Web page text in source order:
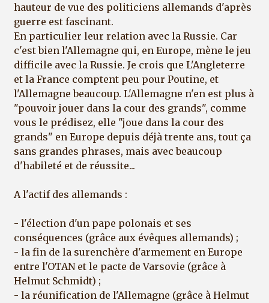
hauteur de vue des politiciens allemands d'après
guerre est fascinant.
En particulier leur relation avec la Russie. Car
c'est bien l'Allemagne qui, en Europe, mène le jeu
difficile avec la Russie. Je crois que L'Angleterre
et la France comptent peu pour Poutine, et
l'Allemagne beaucoup. L'Allemagne n'en est plus à
"pouvoir jouer dans la cour des grands", comme
vous le prédisez, elle "joue dans la cour des
grands" en Europe depuis déjà trente ans, tout ça
sans grandes phrases, mais avec beaucoup
d'habileté et de réussite...
A l'actif des allemands :
- l'élection d'un pape polonais et ses
conséquences (grâce aux évêques allemands) ;
- la fin de la surenchère d'armement en Europe
entre l'OTAN et le pacte de Varsovie (grâce à
Helmut Schmidt) ;
- la réunification de l'Allemagne (grâce à Helmut